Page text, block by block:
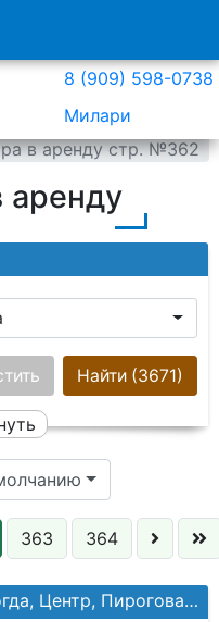
8 (909) 598-0738
Милари
в аренду стр. №362
аренду
выбраноНайти (3671)
363 364
Центр, Пирогова ул, №47